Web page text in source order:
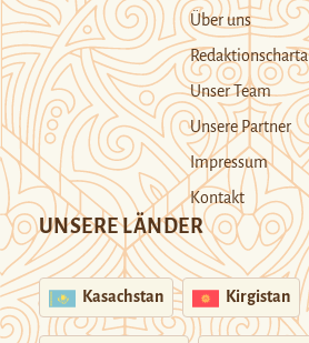
Über uns
Redaktionscharta
Unser Team
Unsere Partner
Impressum
Kontakt
UNSERE LÄNDER
Kasachstan Kirgistan